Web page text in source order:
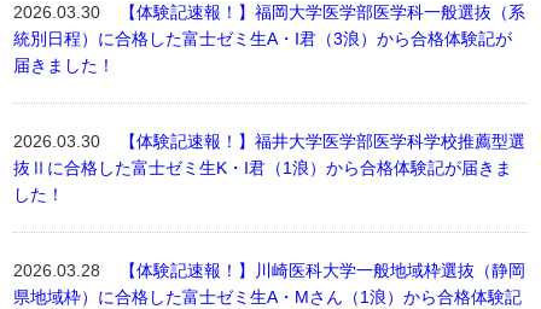
2026.03.30
【体験記速報！】福岡大学医学部医学科一般選抜（系
統別日程）に合格した富士ゼミ生A・I君（3浪）から合格体験記が
届きました！
2026.03.30
【体験記速報！】福井大学医学部医学科学校推薦型選
抜Ⅱに合格した富士ゼミ生K・I君（1浪）から合格体験記が届きま
した！
2026.03.28
【体験記速報！】川崎医科大学一般地域枠選抜（静岡
県地域枠）に合格した富士ゼミ生A・Mさん（1浪）から合格体験記